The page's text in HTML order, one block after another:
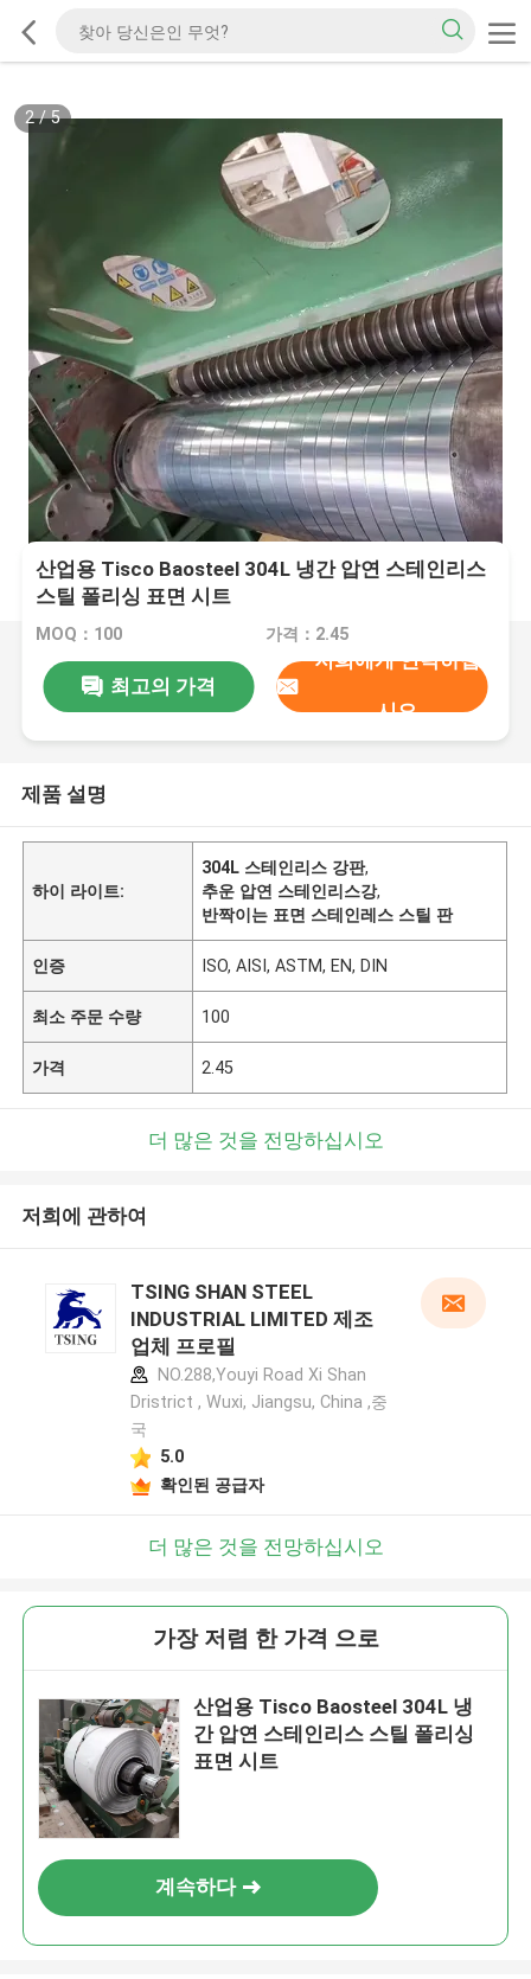
2/5
산업용 Tisco Baosteel 304L 냉간 압연 스테인리스
스틸 폴리싱 표면 시트
MOQ：100 가격：2.45
최고의 가격
저희에게 연락하십
시오
제품 설명
하이 라이트:
304L 스테인리스 강판,
추운 압연 스테인리스강,
반짝이는 표면 스테인레스 스틸 판
인증 ISO, AISI, ASTM, EN, DIN
최소 주문 수량 100
가격 2.45
더 많은 것을 전망하십시오
저희에 관하여
TSING SHAN STEEL
INDUSTRIAL LIMITED 제조
업체 프로필
NO.288,Youyi Road Xi Shan
Dristrict , Wuxi, Jiangsu, China ,중
국
5.0
확인된 공급자
더 많은 것을 전망하십시오
가장 저렴 한 가격 으로
산업용 Tisco Baosteel 304L 냉
간 압연 스테인리스 스틸 폴리싱
표면 시트
계속하다